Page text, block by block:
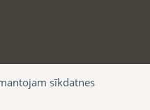
sīkdatnes